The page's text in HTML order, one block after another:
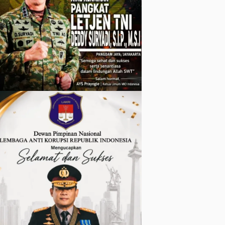
Wartawan